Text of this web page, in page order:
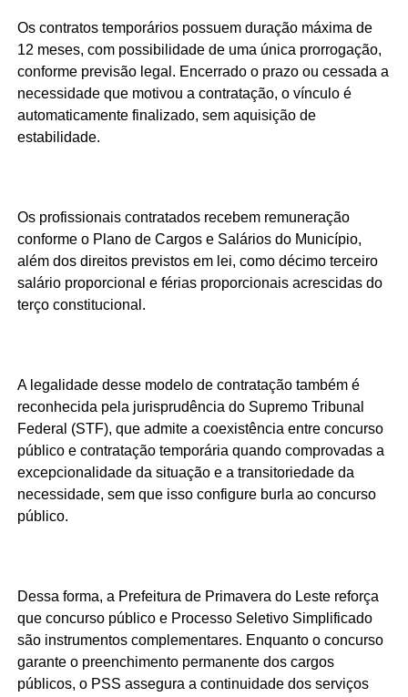
Os contratos temporários possuem duração máxima de
12 meses, com possibilidade de uma única prorrogação,
conforme previsão legal. Encerrado o prazo ou cessada a
necessidade que motivou a contratação, o vínculo é
automaticamente finalizado, sem aquisição de
estabilidade.
Os profissionais contratados recebem remuneração
conforme o Plano de Cargos e Salários do Município,
além dos direitos previstos em lei, como décimo terceiro
salário proporcional e férias proporcionais acrescidas do
terço constitucional.
A legalidade desse modelo de contratação também é
reconhecida pela jurisprudência do Supremo Tribunal
Federal (STF), que admite a coexistência entre concurso
público e contratação temporária quando comprovadas a
excepcionalidade da situação e a transitoriedade da
necessidade, sem que isso configure burla ao concurso
público.
Dessa forma, a Prefeitura de Primavera do Leste reforça
que concurso público e Processo Seletivo Simplificado
são instrumentos complementares. Enquanto o concurso
garante o preenchimento permanente dos cargos
públicos, o PSS assegura a continuidade dos serviços